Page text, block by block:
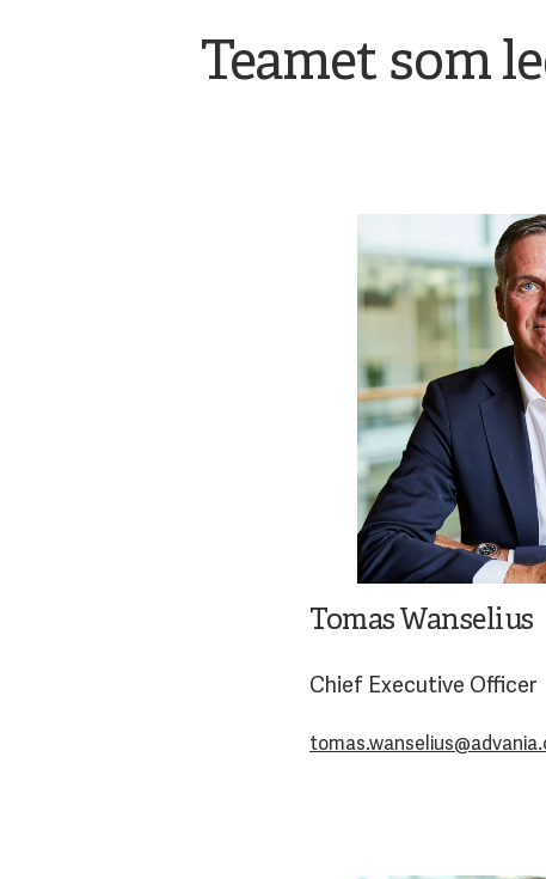
Teamet som
Tomas Wanselius
Chief Executive Officer